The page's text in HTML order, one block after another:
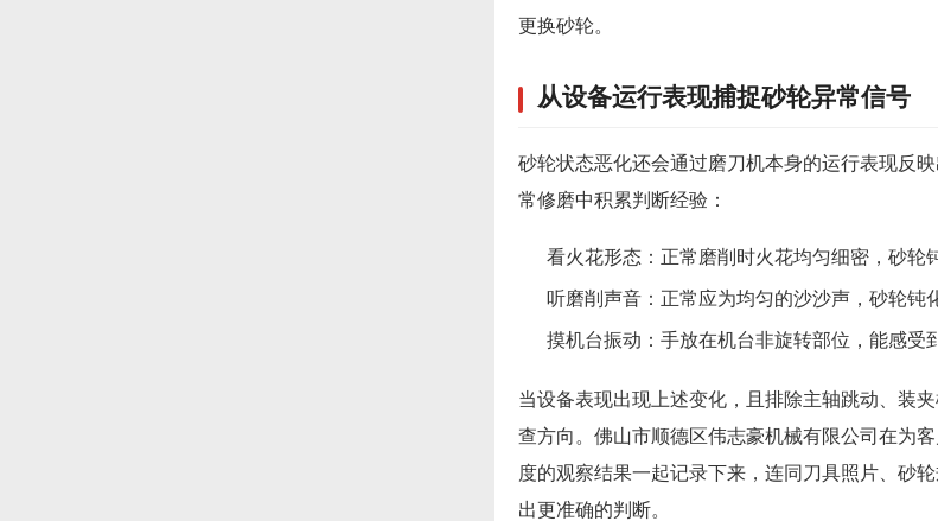
更换砂轮。
从设备运行表现捕捉砂轮异常信号
砂轮状态恶化还会通过磨刀机本身的运行表现反
常修磨中积累判断经验：
看火花形态：正常磨削时火花均匀细密，砂轮
听磨削声音：正常应为均匀的沙沙声，砂轮钝
摸机台振动：手放在机台非旋转部位，能感受
当设备表现出现上述变化，且排除主轴跳动、装
查方向。佛山市顺德区伟志豪机械有限公司在为
度的观察结果一起记录下来，连同刀具照片、砂
出更准确的判断。